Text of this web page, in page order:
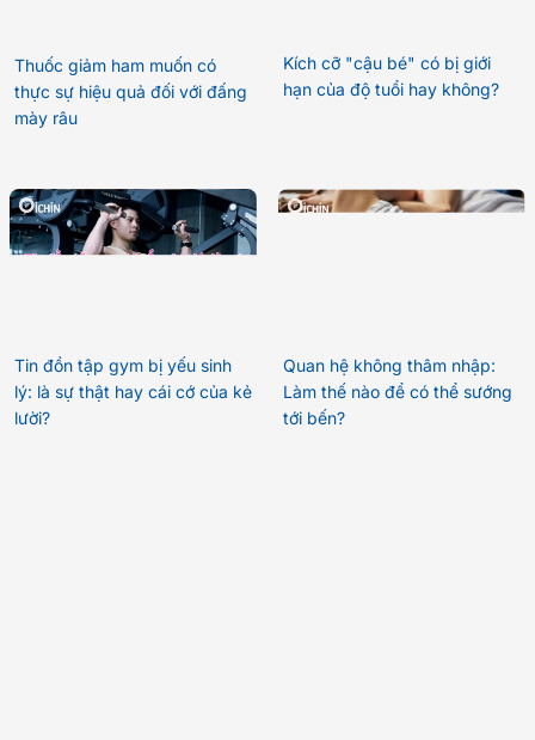
Thuốc giảm ham muốn có
thực sự hiệu quả đối với đấng
mày râu
Kích cỡ "cậu bé" có bị giới
hạn của độ tuổi hay không?
Tin đồn tập gym bị yếu sinh
lý: là sự thật hay cái cớ của kẻ
lười?
Quan hệ không thâm nhập:
Làm thế nào để có thể sướng
tới bến?